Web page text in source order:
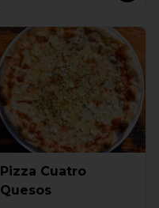
Pizza Cuatro
Quesos